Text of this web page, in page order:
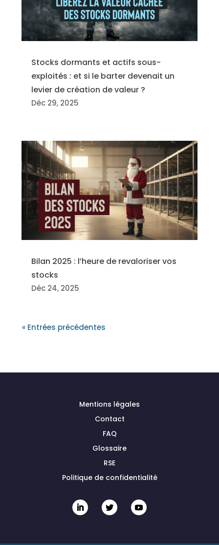
Stocks dormants et actifs sous-
exploités : et si le barter devenait un
levier de création de valeur ?
Déc 29, 2025
Bilan 2025 : l’heure de revaloriser vos
stocks
Déc 24, 2025
« Entrées précédentes
Mentions légales
Contact
FAQ
Glossaire
RSE
Politique de confidentialité